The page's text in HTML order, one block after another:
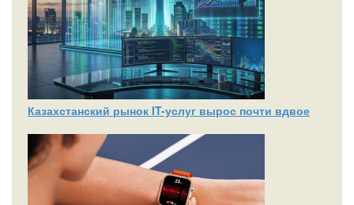
Казахстанский рынок IT-услуг вырос почти вдвое